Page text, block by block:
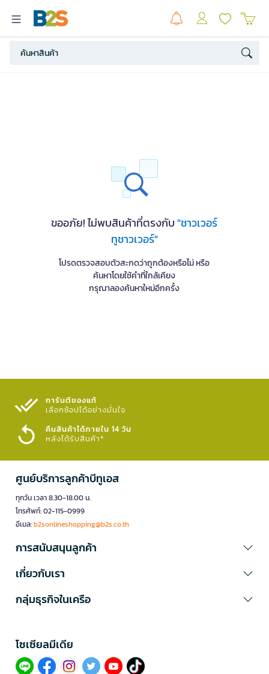
ขออภัย! ไม่พบสินค้าที่ตรงกับ"ชาวเวอร์
ทูชาวเวอร์"
โปรดตรวจสอบตัวสะกดว่าถูกต้องหรือไม่ หรือ
ค้นหาโดยใช้คำที่ใกล้เคียง
กรุณาลองค้นหาใหม่อีกครั้ง
การันตีของแท้
เลือกช้อปได้อย่างมั่นใจ​
คืนสินค้าได้ภายใน 14 วัน
หลังได้รับสินค้า*
ศูนย์บริการลูกค้าบีทูเอส
ทุกวัน เวลา 8.30-18.00 น.
โทรศัพท์: 02-115-0999
อีเมล:b2sonlineshopping@b2s.co.th
การสนับสนุนลูกค้า
เกี่ยวกับเรา
กลุ่มธุรกิจในเครือ
โซเซียลมีเดีย​